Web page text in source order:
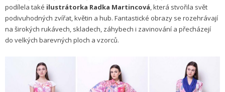
podílela také ilustrátorka Radka Martincová, která stvořila svět
podivuhodných zvířat, květin a hub. Fantastické obrazy se rozehrávají
na širokých rukávech, skladech, záhybech i zavinování a přecházejí
do velkých barevných ploch a vzorců.